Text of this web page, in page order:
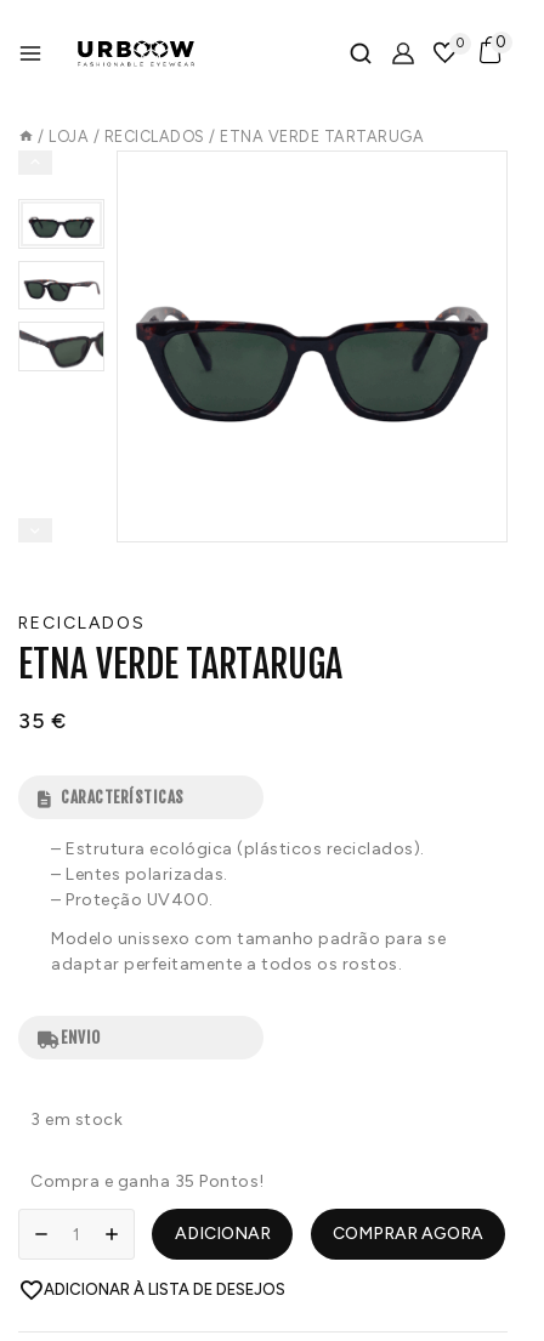
0 0
/ LOJA / RECICLADOS / ETNA VERDE TARTARUGA
RECICLADOS
ETNA VERDE TARTARUGA
35 €
CARACTERÍSTICAS
– Estrutura ecológica (plásticos reciclados).
– Lentes polarizadas.
– Proteção UV400.
Modelo unissexo com tamanho padrão para se
adaptar perfeitamente a todos os rostos.
ENVIO
3 em stock
Compra e ganha 35 Pontos!
ADICIONAR COMPRAR AGORA
ADICIONAR À LISTA DE DESEJOS